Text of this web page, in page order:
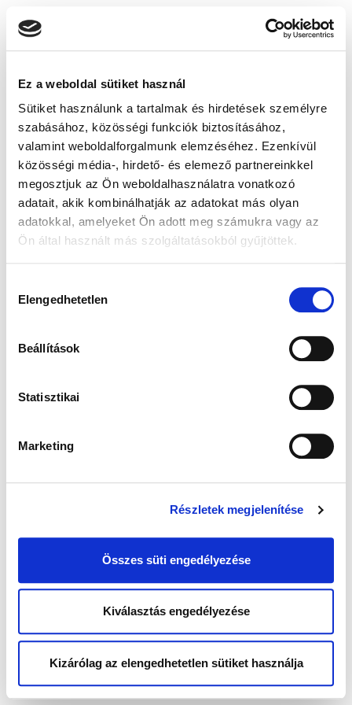
Ez a weboldal sütiket használ
Sütiket használunk a tartalmak és hirdetések személyre
szabásához, közösségi funkciók biztosításához,
valamint weboldalforgalmunk elemzéséhez. Ezenkívül
közösségi média-, hirdető- és elemező partnereinkkel
megosztjuk az Ön weboldalhasználatra vonatkozó
adatait, akik kombinálhatják az adatokat más olyan
adatokkal, amelyeket Ön adott meg számukra vagy az
Ön által használt más szolgáltatásokból gyűjtöttek.
kiválasztása
Elengedhetetlen
Beállítások
Statisztikai
Marketing
Részletek megjelenítése
Összes süti engedélyezése
Kiválasztás engedélyezése
Kizárólag az elengedhetetlen sütiket használja